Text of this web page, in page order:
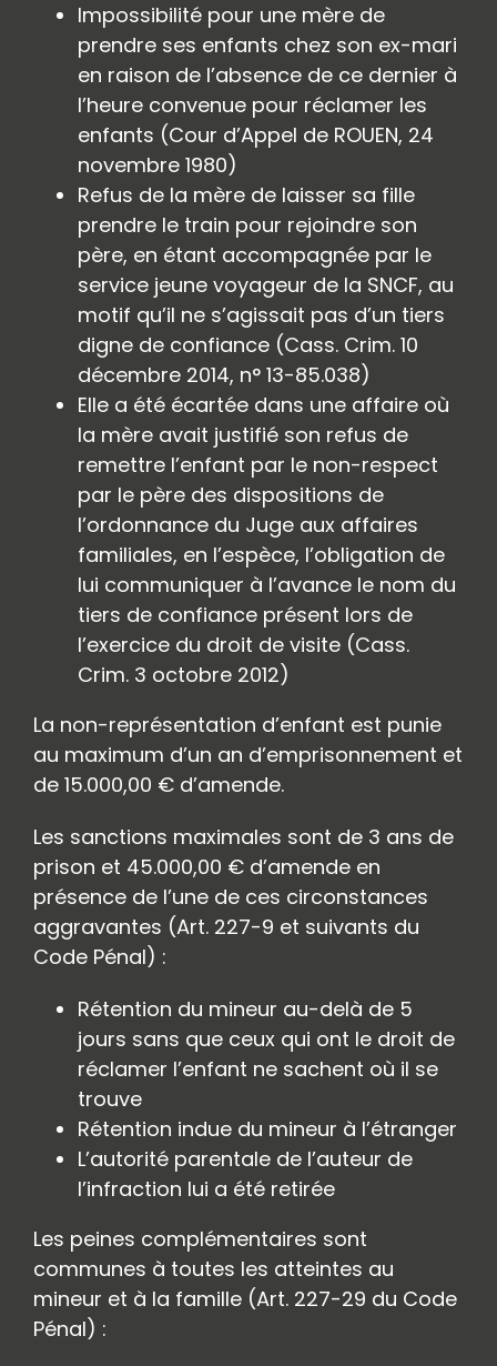
Impossibilité pour une mère de
prendre ses enfants chez son ex-mari
en raison de l’absence de ce dernier à
l’heure convenue pour réclamer les
enfants (Cour d’Appel de ROUEN, 24
novembre 1980)
Refus de la mère de laisser sa fille
prendre le train pour rejoindre son
père, en étant accompagnée par le
service jeune voyageur de la SNCF, au
motif qu’il ne s’agissait pas d’un tiers
digne de confiance (Cass. Crim. 10
décembre 2014, n° 13-85.038)
Elle a été écartée dans une affaire où
la mère avait justifié son refus de
remettre l’enfant par le non-respect
par le père des dispositions de
l’ordonnance du Juge aux affaires
familiales, en l’espèce, l’obligation de
lui communiquer à l’avance le nom du
tiers de confiance présent lors de
l’exercice du droit de visite (Cass.
Crim. 3 octobre 2012)
La non-représentation d’enfant est punie
au maximum d’un an d’emprisonnement et
de 15.000,00 € d’amende.
Les sanctions maximales sont de 3 ans de
prison et 45.000,00 € d’amende en
présence de l’une de ces circonstances
aggravantes (Art. 227-9 et suivants du
Code Pénal) :
Rétention du mineur au-delà de 5
jours sans que ceux qui ont le droit de
réclamer l’enfant ne sachent où il se
trouve
Rétention indue du mineur à l’étranger
L’autorité parentale de l’auteur de
l’infraction lui a été retirée
Les peines complémentaires sont
communes à toutes les atteintes au
mineur et à la famille (Art. 227-29 du Code
Pénal) :